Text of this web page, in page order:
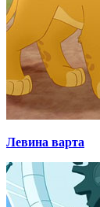
Левина варта